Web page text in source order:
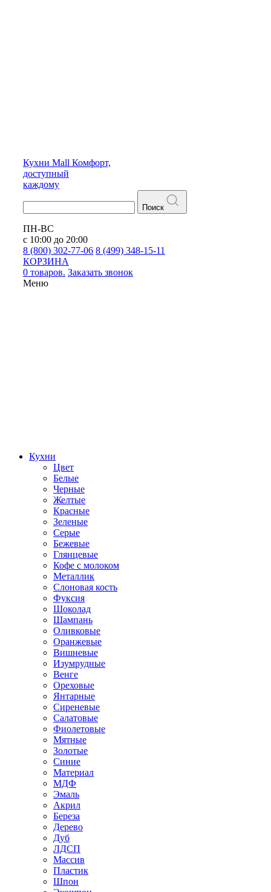
Кухни Mall Комфорт,
доступный
каждому
Поиск
ПН-ВС
с 10:00 до 20:00
8 (800) 302-77-06 8 (499) 348-15-11
КОРЗИНА
0 товаров. Заказать звонок
Меню
Кухни
Цвет
Белые
Черные
Желтые
Красные
Зеленые
Серые
Бежевые
Глянцевые
Кофе с молоком
Металлик
Слоновая кость
Фуксия
Шоколад
Шампань
Оливковые
Оранжевые
Вишневые
Изумрудные
Венге
Ореховые
Янтарные
Сиреневые
Салатовые
Фиолетовые
Мятные
Золотые
Синие
Материал
МДФ
Эмаль
Акрил
Береза
Дерево
Дуб
ЛДСП
Массив
Пластик
Шпон